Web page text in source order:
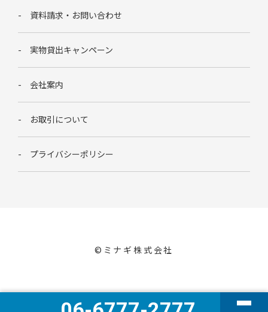
資料請求・お問い合わせ
実物貸出キャンペーン
会社案内
お取引について
プライバシーポリシー
©︎ミナギ株式会社